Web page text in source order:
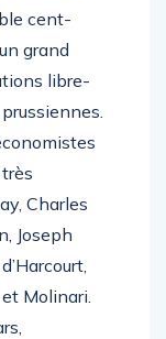
cent-
grand
libre-
Charles
Joseph
Molinari.